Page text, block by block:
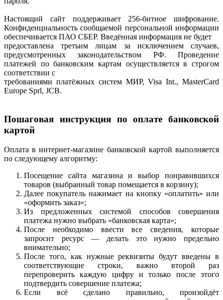
Настоящий сайт поддерживает 256-битное шифрование.
Конфиденциальность сообщаемой персональной информации
обеспечивается ПАО СБЕР. Введённая информация не будет
предоставлена третьим лицам за исключением случаев,
предусмотренных законодательством РФ. Проведение
платежей по банковским картам осуществляется в строгом
соответствии с
требованиями платёжных систем МИР, Visa Int., MasterCard
Europe Sprl, JCB.
Пошаговая инструкция по оплате банковской
картой
Оплата в интернет-магазине банковской картой выполняется
по следующему алгоритму:
Посещение сайта магазина и выбор понравившихся
товаров (выбранный товар помещается в корзину);
Далее покупатель нажимает на кнопку «оплатить» или
«оформить заказ»;
Из предложенных системой способов совершения
платежа нужно выбрать «банковская карта»;
После необходимо ввести все сведения, которые
запросит ресурс — делать это нужно предельно
внимательно;
После того, как нужные реквизиты будут введены в
соответствующие строки, важно второй раз
перепроверить каждую цифру и только после этого
подтвердить совершение платежа;
Если всё сделано правильно, произойдёт